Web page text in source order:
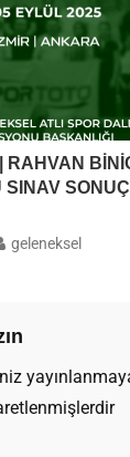
RAHVAN
geleneksel